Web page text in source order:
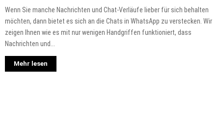
Wenn Sie manche Nachrichten und Chat-Verläufe lieber für sich behalten
möchten, dann bietet es sich an die Chats in WhatsApp zu verstecken. Wir
zeigen Ihnen wie es mit nur wenigen Handgriffen funktioniert, dass
Nachrichten und...
Mehr lesen